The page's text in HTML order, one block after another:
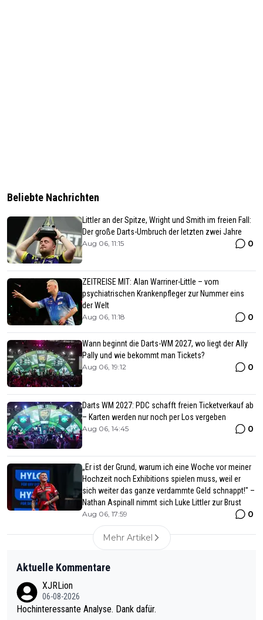
Beliebte Nachrichten
Littler an der Spitze, Wright und Smith im freien Fall:
Der große Darts-Umbruch der letzten zwei Jahre
Aug 06, 11:15 0
ZEITREISE MIT: Alan Warriner-Little – vom
psychiatrischen Krankenpfleger zur Nummer eins
der Welt
Aug 06, 11:18 0
Wann beginnt die Darts-WM 2027, wo liegt der Ally
Pally und wie bekommt man Tickets?
Aug 06, 19:12 0
Darts WM 2027: PDC schafft freien Ticketverkauf ab
– Karten werden nur noch per Los vergeben
Aug 06, 14:45 0
„Er ist der Grund, warum ich eine Woche vor meiner
Hochzeit noch Exhibitions spielen muss, weil er
sich weiter das ganze verdammte Geld schnappt!" –
Nathan Aspinall nimmt sich Luke Littler zur Brust
Aug 06, 17:59 0
Mehr Artikel
Aktuelle Kommentare
XJRLion
06-08-2026
Hochinteressante Analyse. Dank dafür.